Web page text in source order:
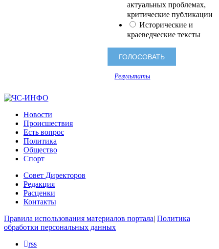
актуальных проблемах,
критические публикации
Исторические и
краеведческие тексты
Результаты
Новости
Происшествия
Есть вопрос
Политика
Общество
Спорт
Совет Директоров
Редакция
Расценки
Контакты
Правила использования материалов портала| Политика
обработки персональных данных
rss